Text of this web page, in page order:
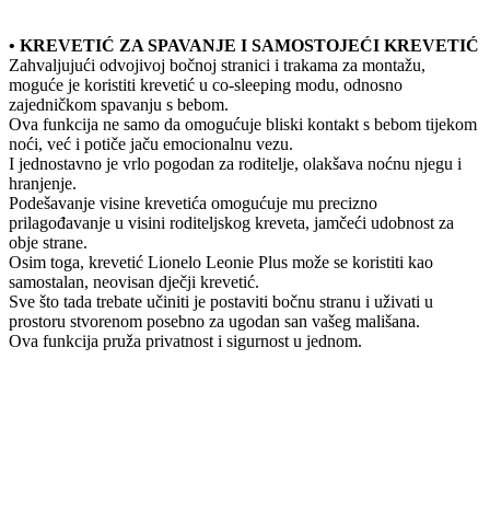
• KREVETIĆ ZA SPAVANJE I SAMOSTOJEĆI KREVETIĆ
Zahvaljujući odvojivoj bočnoj stranici i trakama za montažu,
moguće je koristiti krevetić u co-sleeping modu, odnosno
zajedničkom spavanju s bebom.
Ova funkcija ne samo da omogućuje bliski kontakt s bebom tijekom
noći, već i potiče jaču emocionalnu vezu.
I jednostavno je vrlo pogodan za roditelje, olakšava noćnu njegu i
hranjenje.
Podešavanje visine krevetića omogućuje mu precizno
prilagođavanje u visini roditeljskog kreveta, jamčeći udobnost za
obje strane.
Osim toga, krevetić Lionelo Leonie Plus može se koristiti kao
samostalan, neovisan dječji krevetić.
Sve što tada trebate učiniti je postaviti bočnu stranu i uživati u
prostoru stvorenom posebno za ugodan san vašeg mališana.
Ova funkcija pruža privatnost i sigurnost u jednom.